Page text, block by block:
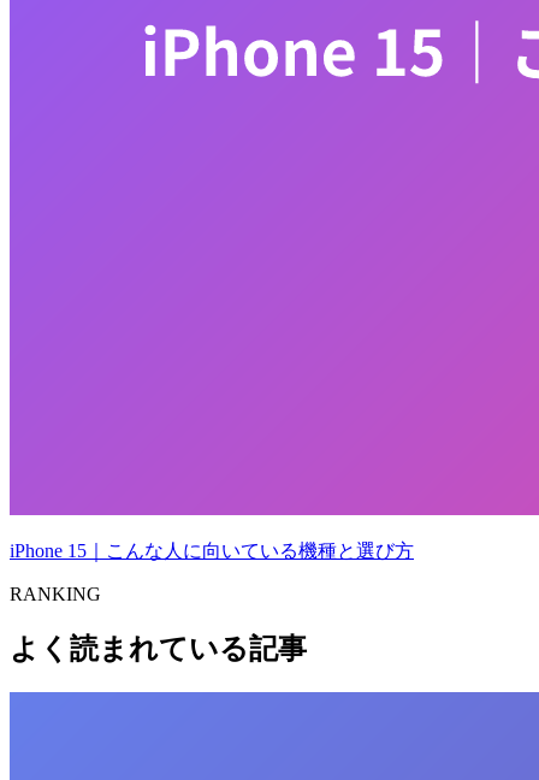
iPhone 15｜こんな人に向いている機種と選び方
RANKING
よく読まれている記事